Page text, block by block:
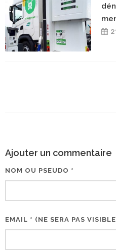
Ajouter un commentaire
NOM OU PSEUDO *
EMAIL * (NE SERA PAS